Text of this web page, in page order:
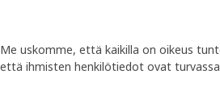
Me uskomme, että kaikilla on oikeus
että ihmisten henkilötiedot ovat